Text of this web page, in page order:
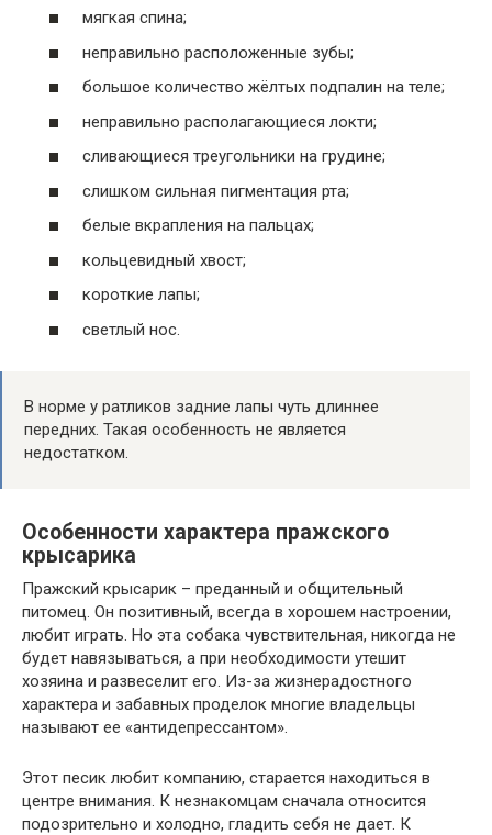
мягкая спина;
неправильно расположенные зубы;
большое количество жёлтых подпалин на теле;
неправильно располагающиеся локти;
сливающиеся треугольники на грудине;
слишком сильная пигментация рта;
белые вкрапления на пальцах;
кольцевидный хвост;
короткие лапы;
светлый нос.
В норме у ратликов задние лапы чуть длиннее
передних. Такая особенность не является
недостатком.
Особенности характера пражского
крысарика
Пражский крысарик – преданный и общительный
питомец. Он позитивный, всегда в хорошем настроении,
любит играть. Но эта собака чувствительная, никогда не
будет навязываться, а при необходимости утешит
хозяина и развеселит его. Из-за жизнерадостного
характера и забавных проделок многие владельцы
называют ее «антидепрессантом».
Этот песик любит компанию, старается находиться в
центре внимания. К незнакомцам сначала относится
подозрительно и холодно, гладить себя не дает. К